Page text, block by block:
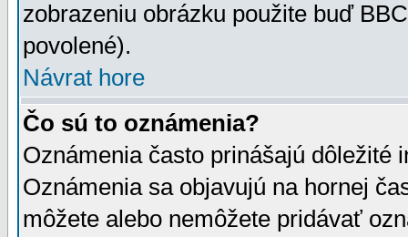
zobrazeniu obrázku použite buď
povolené).
Návrat hore
Čo sú to oznámenia?
Oznámenia často prinášajú dôležité
Oznámenia sa objavujú na hornej
môžete alebo nemôžete pridávať